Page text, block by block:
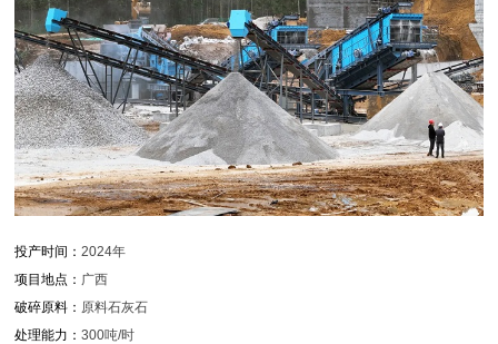
投产时间：2024年
项目地点： 广西
破碎原料： 原料石灰石
处理能力：300吨/时